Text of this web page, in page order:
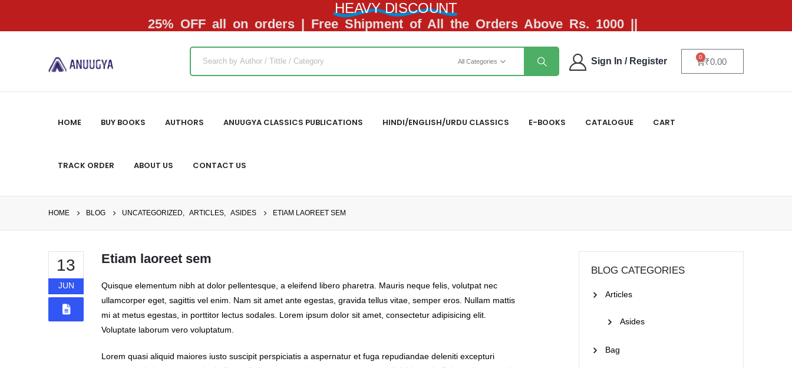
HEAVY DISCOUNT
25% OFF all on orders | Free Shipment of All the Orders Above Rs. 1000 ||
All Categories Sign In / Register ₹0.00
0
HOME BUY BOOKS AUTHORS ANUUGYA CLASSICS PUBLICATIONS HINDI/ENGLISH/URDU CLASSICS E-BOOKS CATALOGUE CART
TRACK ORDER ABOUT US CONTACT US
HOME BLOG UNCATEGORIZED, ARTICLES, ASIDES ETIAM LAOREET SEM
13
JUN
Etiam laoreet sem
Quisque elementum nibh at dolor pellentesque, a eleifend libero pharetra. Mauris neque felis, volutpat nec
ullamcorper eget, sagittis vel enim. Nam sit amet ante egestas, gravida tellus vitae, semper eros. Nullam mattis
mi at metus egestas, in porttitor lectus sodales. Lorem ipsum dolor sit amet, consectetur adipisicing elit.
Voluptate laborum vero voluptatum.
Lorem quasi aliquid maiores iusto suscipit perspiciatis a aspernatur et fuga repudiandae deleniti excepturi
BLOG CATEGORIES
Articles
Asides
Bag